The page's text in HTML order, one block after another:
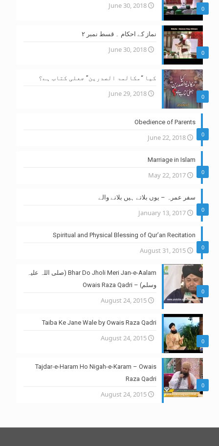
0
June 30, 2018
0
نماز کے احکام ۔ قسط نمبر ۲
June 30, 2018
0
کیا “مکالمۃ الصدرین” جعلی کتاب ہے؟
June 29, 2018
0
Obedience of Parents
June 22, 2018
0
Marriage in Islam
May 22, 2017
0
سفر عمرہ – یوں بلاتے ہیں بلانے والے
January 13, 2017
0
Spiritual and Physical Blessing of Qur’an Recitation
August 31, 2015
0
Bhar Do Jholi Meri Jan-e-Aalam (صلی اللہ علیہ
وسلم) – Owais Raza Qadri
August 24, 2015
0
Taiba Ke Jane Wale by Owais Raza Qadri
August 24, 2015
0
Tajdar-e-Haram Ho Nigah-e-Karam – Owais
Raza Qadri
August 24, 2015